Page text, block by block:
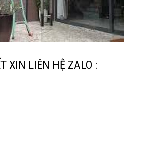
XIN LIÊN HỆ ZALO :